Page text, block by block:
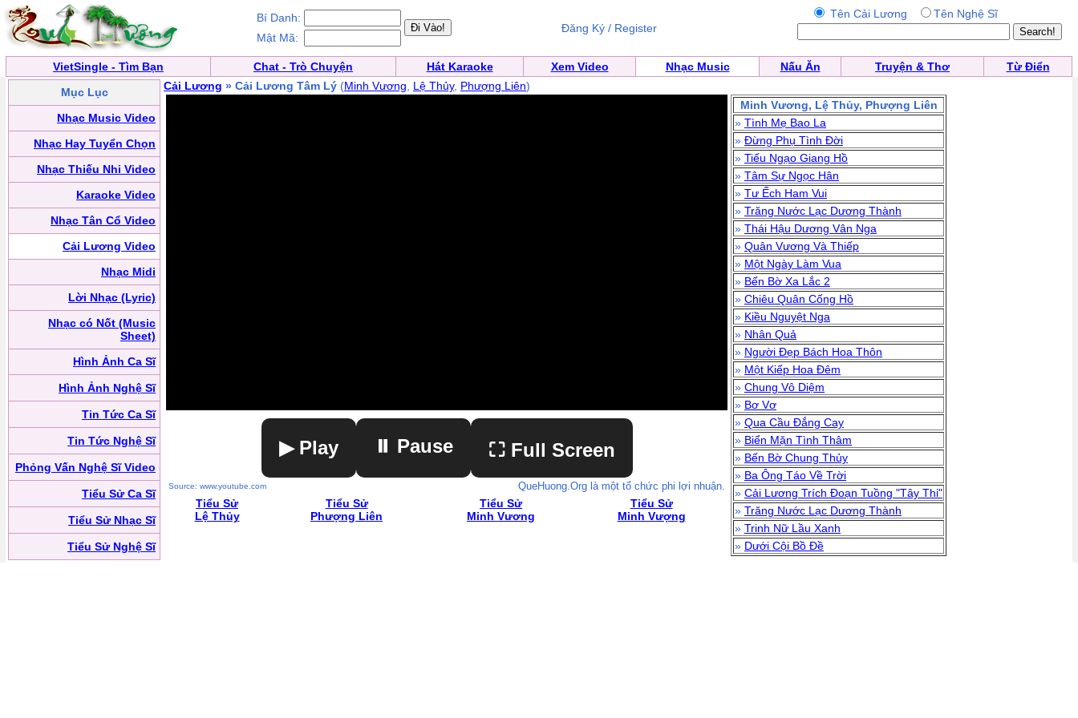
Bí Danh:
Mật Mã:
Đăng Ký / Register
Tên Cải Lương Tên Nghệ Sĩ
VietSingle - Tìm Bạn Chat - Trò Chuyện Hát Karaoke Xem Video Nhạc Music Nấu Ăn Truyện & Thơ
Từ Điển
Mục Lục
Nhạc Music Video
Nhạc Hay Tuyển Chọn
Nhạc Thiếu Nhi Video
Karaoke Video
Nhạc Tân Cổ Video
Cải Lương Video
Nhạc Midi
Lời Nhạc (Lyric)
Nhạc có Nốt (Music
Sheet)
Hình Ảnh Ca Sĩ
Hình Ảnh Nghệ Sĩ
Tin Tức Ca Sĩ
Tin Tức Nghệ Sĩ
Phỏng Vấn Nghệ Sĩ Video
Tiểu Sử Ca Sĩ
Tiểu Sử Nhạc Sĩ
Tiểu Sử Nghệ Sĩ
Cải Lương » Cải Lương Tâm Lý (Minh Vương Lệ Thủy, Phượng Liên)
▶ Play ⏸ Pause ⛶ Full Screen
Source: www.youtube.com QueHuong.Org là một tổ chức phi lợi nhuận.
Tiểu Sử
Lệ Thủy
Tiểu Sử
Phượng Liên
Tiểu Sử
Minh Vương
Tiểu Sử
Minh Vượng
Minh Vương, Lệ Thủy, Phượng Liên
» Tình Mẹ Bao La
» Đừng Phụ Tình Đời
» Tiếu Ngạo Giang Hồ
» Tâm Sự Ngọc Hân
» Tư Ếch Ham Vui
» Trăng Nước Lạc Dương Thành
» Thái Hậu Dương Vân Nga
» Quân Vương Và Thiếp
» Một Ngày Làm Vua
» Bến Bờ Xa Lắc 2
» Chiêu Quân Cống Hồ
» Kiều Nguyệt Nga
» Nhân Quả
» Người Đẹp Bách Hoa Thôn
» Một Kiếp Hoa Đêm
» Chung Vô Diệm
» Bơ Vơ
» Qua Cầu Đắng Cay
» Biển Mặn Tình Thâm
» Bến Bờ Chung Thủy
» Ba Ông Táo Về Trời
» Cải Lương Trích Đoạn Tuồng "Tây Thi"
» Trăng Nước Lạc Dương Thành
» Trinh Nữ Lầu Xanh
» Dưới Cội Bồ Đề